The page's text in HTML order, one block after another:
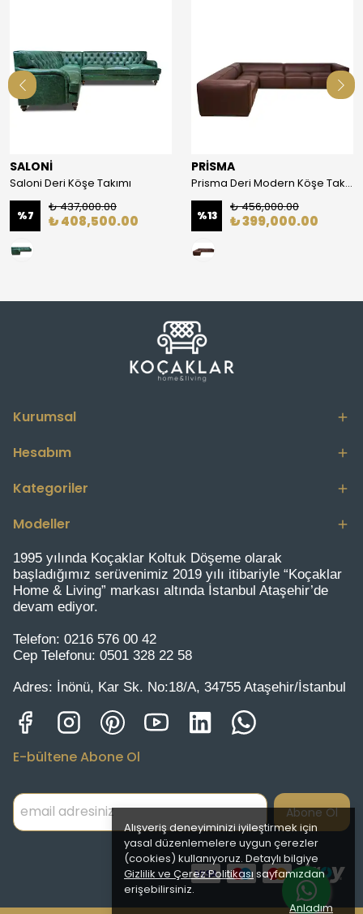
Alışveriş deneyiminizi iyileştirmek için
yasal düzenlemelere uygun çerezler
(cookies) kullanıyoruz. Detaylı bilgiye
Gizlilik ve Çerez Politikası sayfamızdan
erişebilirsiniz.
Anladım
SALONİ
Saloni Deri Köşe Takımı
%7
₺ 437,000.00
₺ 408,500.00
PRİSMA
Prisma Deri Modern Köşe Takımı
%13
₺ 456,000.00
₺ 399,000.00
Kurumsal
Hesabım
Kategoriler
Modeller
1995 yılında Koçaklar Koltuk Döşeme olarak
başladığımız serüvenimiz 2019 yılı itibariyle “Koçaklar
Home & Living” markası altında İstanbul Ataşehir’de
devam ediyor.
Telefon: 0216 576 00 42
Cep Telefonu: 0501 328 22 58
Adres: İnönü, Kar Sk. No:18/A, 34755 Ataşehir/İstanbul
E-bültene Abone Ol
Abone Ol